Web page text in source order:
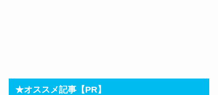
★オススメ記事【PR】